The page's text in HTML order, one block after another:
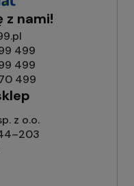
z nami!
499
499
499
z o.o.